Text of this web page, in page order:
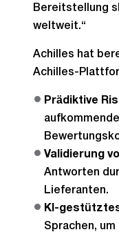
Bereitstellung
weltweit.“
Achilles hat
Achilles-
Prädiktive
Validierung
Antworten
Lieferanten.
KI-
Sprachen,